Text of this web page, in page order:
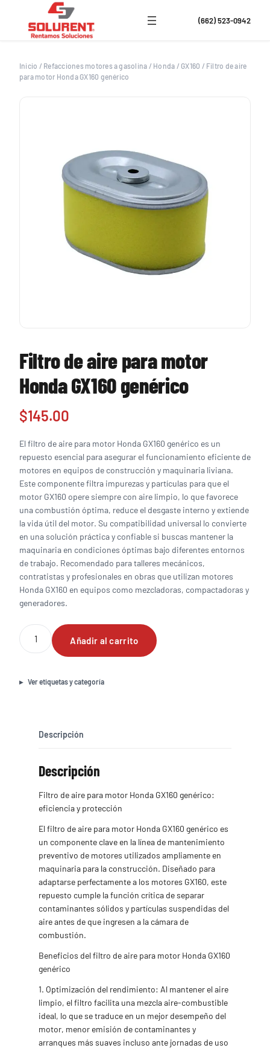
contenido
(662) 523-0942
Inicio / Refacciones motores a gasolina / Honda /GX160 / Filtro de aire
para motor Honda GX160 genérico
Filtro de aire para motor
Honda GX160 genérico
$145.00
El filtro de aire para motor Honda GX160 genérico es un
repuesto esencial para asegurar el funcionamiento eficiente de
motores en equipos de construcción y maquinaria liviana.
Este componente filtra impurezas y partículas para que el
motor GX160 opere siempre con aire limpio, lo que favorece
una combustión óptima, reduce el desgaste interno y extiende
la vida útil del motor. Su compatibilidad universal lo convierte
en una solución práctica y confiable si buscas mantener la
maquinaria en condiciones óptimas bajo diferentes entornos
de trabajo. Recomendado para talleres mecánicos,
contratistas y profesionales en obras que utilizan motores
Honda GX160 en equipos como mezcladoras, compactadoras y
generadores.
Filtro
de
aire
motor
cantidad
Añadir al carrito
Ver etiquetas y categoría
Descripción
Descripción
Filtro de aire para motor Honda GX160 genérico:
eficiencia y protección
El filtro de aire para motor Honda GX160 genérico es
un componente clave en la línea de mantenimiento
preventivo de motores utilizados ampliamente en
maquinaria para la construcción. Diseñado para
adaptarse perfectamente a los motores GX160, este
repuesto cumple la función crítica de separar
contaminantes sólidos y partículas suspendidas del
aire antes de que ingresen a la cámara de
combustión.
Beneficios del filtro de aire para motor Honda GX160
genérico
1. Optimización del rendimiento: Al mantener el aire
limpio, el filtro facilita una mezcla aire-combustible
ideal, lo que se traduce en un mejor desempeño del
motor, menor emisión de contaminantes y
arranques más suaves incluso ante jornadas de uso